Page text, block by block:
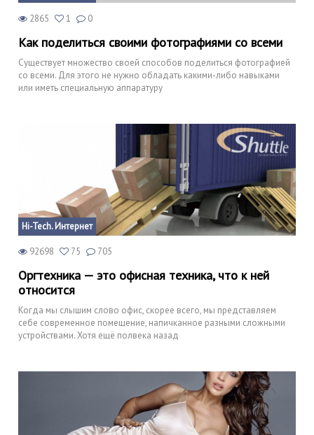
2865 1 0
Как поделиться своими фотографиями со всеми
Существует множество своей способов поделиться фотографией
со всеми. Для этого не нужно обладать какими-либо навыками
или иметь специальную аппаратуру
Hi-Tech. Интернет
92698 75 705
Оргтехника — это офисная техника, что к ней
относится
Когда мы слышим слово офис, скорее всего, мы представляем
себе современное помещение, напичканное разными сложными
устройствами. Хотя ещё полвека назад